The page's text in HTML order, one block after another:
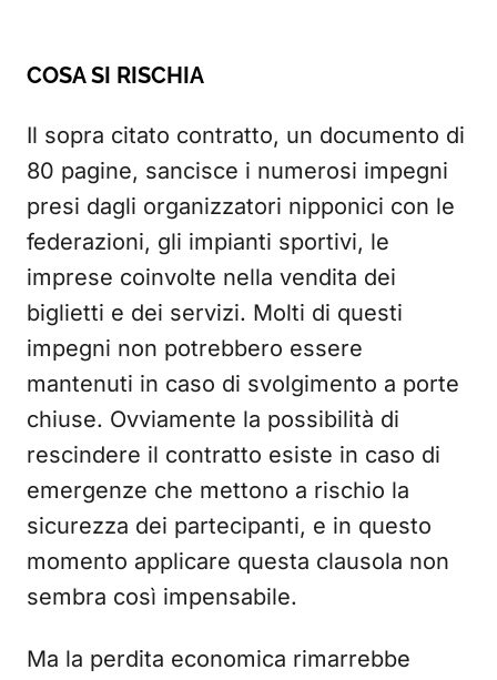
COSA SI RISCHIA
Il sopra citato contratto, un documento di
80 pagine, sancisce i numerosi impegni
presi dagli organizzatori nipponici con le
federazioni, gli impianti sportivi, le
imprese coinvolte nella vendita dei
biglietti e dei servizi. Molti di questi
impegni non potrebbero essere
mantenuti in caso di svolgimento a porte
chiuse. Ovviamente la possibilità di
rescindere il contratto esiste in caso di
emergenze che mettono a rischio la
sicurezza dei partecipanti, e in questo
momento applicare questa clausola non
sembra così impensabile.
Ma la perdita economica rimarrebbe